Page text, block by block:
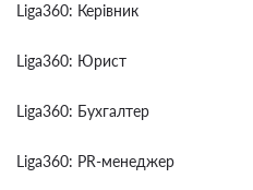
Liga360: Керівник
Liga360: Юрист
Liga360: Бухгалтер
Liga360: PR-менеджер